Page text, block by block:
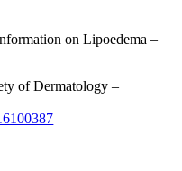
on Lipoedema –
of Dermatology –